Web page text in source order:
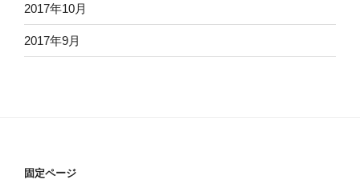
2017年10月
2017年9月
固定ページ